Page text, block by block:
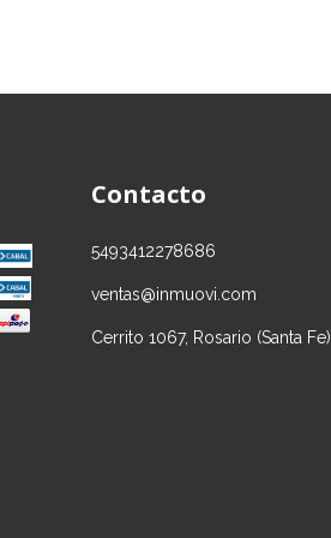
Contacto
5493412278686
ventas@inmuovi.com
Cerrito 1067, Rosario (Santa Fe)